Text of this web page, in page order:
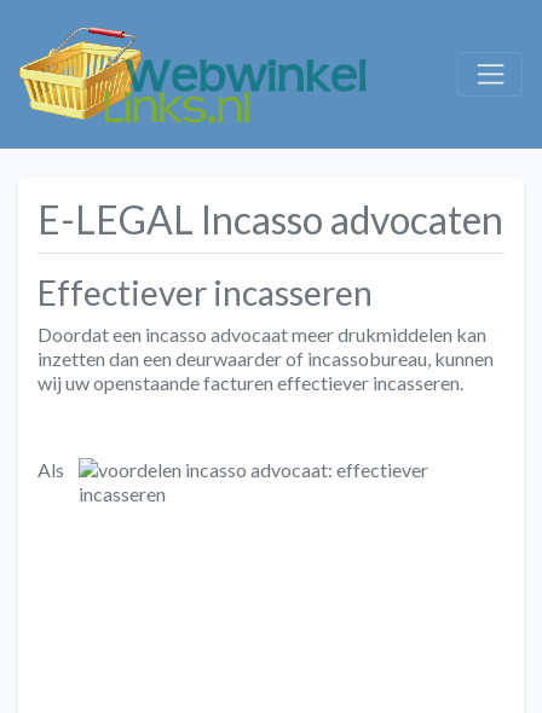
E-LEGAL Incasso advocaten
Effectiever incasseren
Doordat een incasso advocaatmeer drukmiddelen kan
inzetten dan een deurwaarder of incassobureau, kunnen
wij uw openstaande facturen effectiever incasseren.
Als